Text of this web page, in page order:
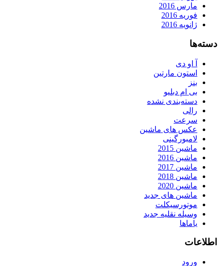
مارس 2016
فوریه 2016
ژانویه 2016
دسته‌ها
آ او دی
استون مارتین
بنز
بی ام دبلیو
دسته‌بندی نشده
رالی
سرعت
عکس های ماشین
لامبورگینی
ماشین 2015
ماشین 2016
ماشین 2017
ماشین 2018
ماشین 2020
ماشین های جدید
موتورسیکلت
وسیله نقلیه جدید
یاماها
اطلاعات
ورود